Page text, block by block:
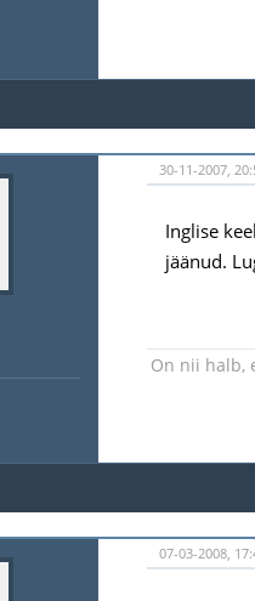
30-11-2007,
Inglise
jäänud.
On nii halb,
07-03-2008,